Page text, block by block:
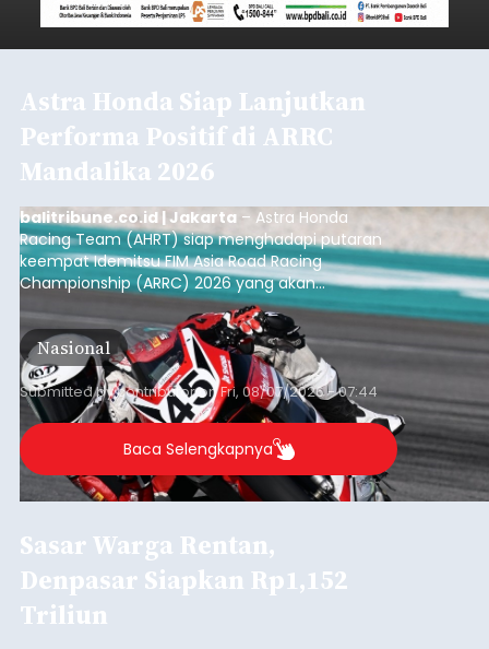
Astra Honda Siap Lanjutkan
Performa Positif di ARRC
Mandalika 2026
balitribune.co.id | Jakarta – Astra Honda
Racing Team (AHRT) siap menghadapi putaran
keempat Idemitsu FIM Asia Road Racing
Championship (ARRC) 2026 yang akan
berlangsung di Pertamina Mandalika
International Circuit, Lombok, Nusa Tenggara
Barat, pada 7–9 Agustus 2026.
Nasional
Submitted bycontributoronFri, 08/07/2026 - 07:44
Baca Selengkapnya
Sasar Warga Rentan,
Denpasar Siapkan Rp1,152
Triliun